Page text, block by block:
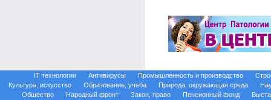
IT технологии Антивирусы Промышленность и производство
Культура, искусство
Образование, учеба Природа, окружающая среда
Общество
Народный фронт Закон, право Пенсионный фонд